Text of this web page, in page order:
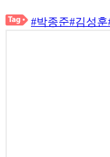
#박종준#김성훈